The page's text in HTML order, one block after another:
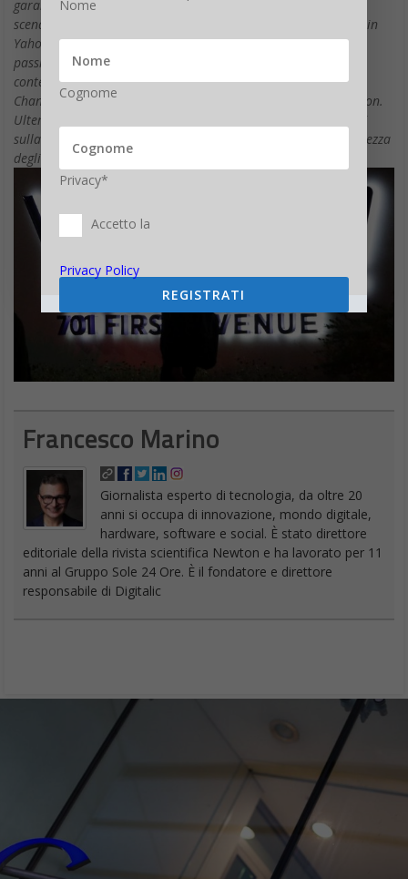
garantire l’incolumità e sicurezza dei suoi utenti e reti in uno
scenario di minacce online in sviluppo. Il nostro investimento in
Yahoo sta aiutando il suo team a continuare a intraprendere
passi significativi per potenziare la sicurezza, beneficiando al
contempo dell’esperienza e delle risorse di Verizon”, ha detto
Chandra McMahon, Chief Information Security Officer di Verizon.
Ulteriori informazioni in merito alla questione sono reperibili
sulla pagina della FAQ riguardo all’Aggiornamento sulla Sicurezza
degli Account di Yahoo 2013.
Francesco Marino
Giornalista esperto di tecnologia, da oltre 20
anni si occupa di innovazione, mondo digitale,
hardware, software e social. È stato direttore
editoriale della rivista scientifica Newton e ha lavorato per 11
anni al Gruppo Sole 24 Ore. È il fondatore e direttore
responsabile di Digitalic
Nome
Cognome
Privacy*
Accetto la
Privacy Policy
REGISTRATI